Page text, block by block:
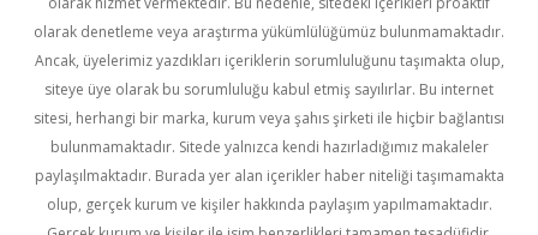
olarak denetleme veya araştırma yükümlülüğümüz bulunmamaktadır.
Ancak, üyelerimiz yazdıkları içeriklerin sorumluluğunu taşımakta olup,
siteye üye olarak bu sorumluluğu kabul etmiş sayılırlar. Bu internet
sitesi, herhangi bir marka, kurum veya şahıs şirketi ile hiçbir bağlantısı
bulunmamaktadır. Sitede yalnızca kendi hazırladığımız makaleler
paylaşılmaktadır. Burada yer alan içerikler haber niteliği taşımamakta
olup, gerçek kurum ve kişiler hakkında paylaşım yapılmamaktadır.